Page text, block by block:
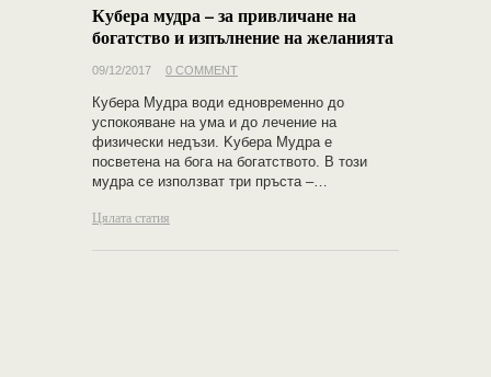
Кубера мудра – за привличане на
богатство и изпълнение на желанията
09/12/2017 0 COMMENT
Кубера Мудра води едновременно до
успокояване на ума и до лечение на
физически недъзи. Kубера Мудра е
посветена на бога на богатството. В този
мудра се използват три пръста –…
Цялата статия